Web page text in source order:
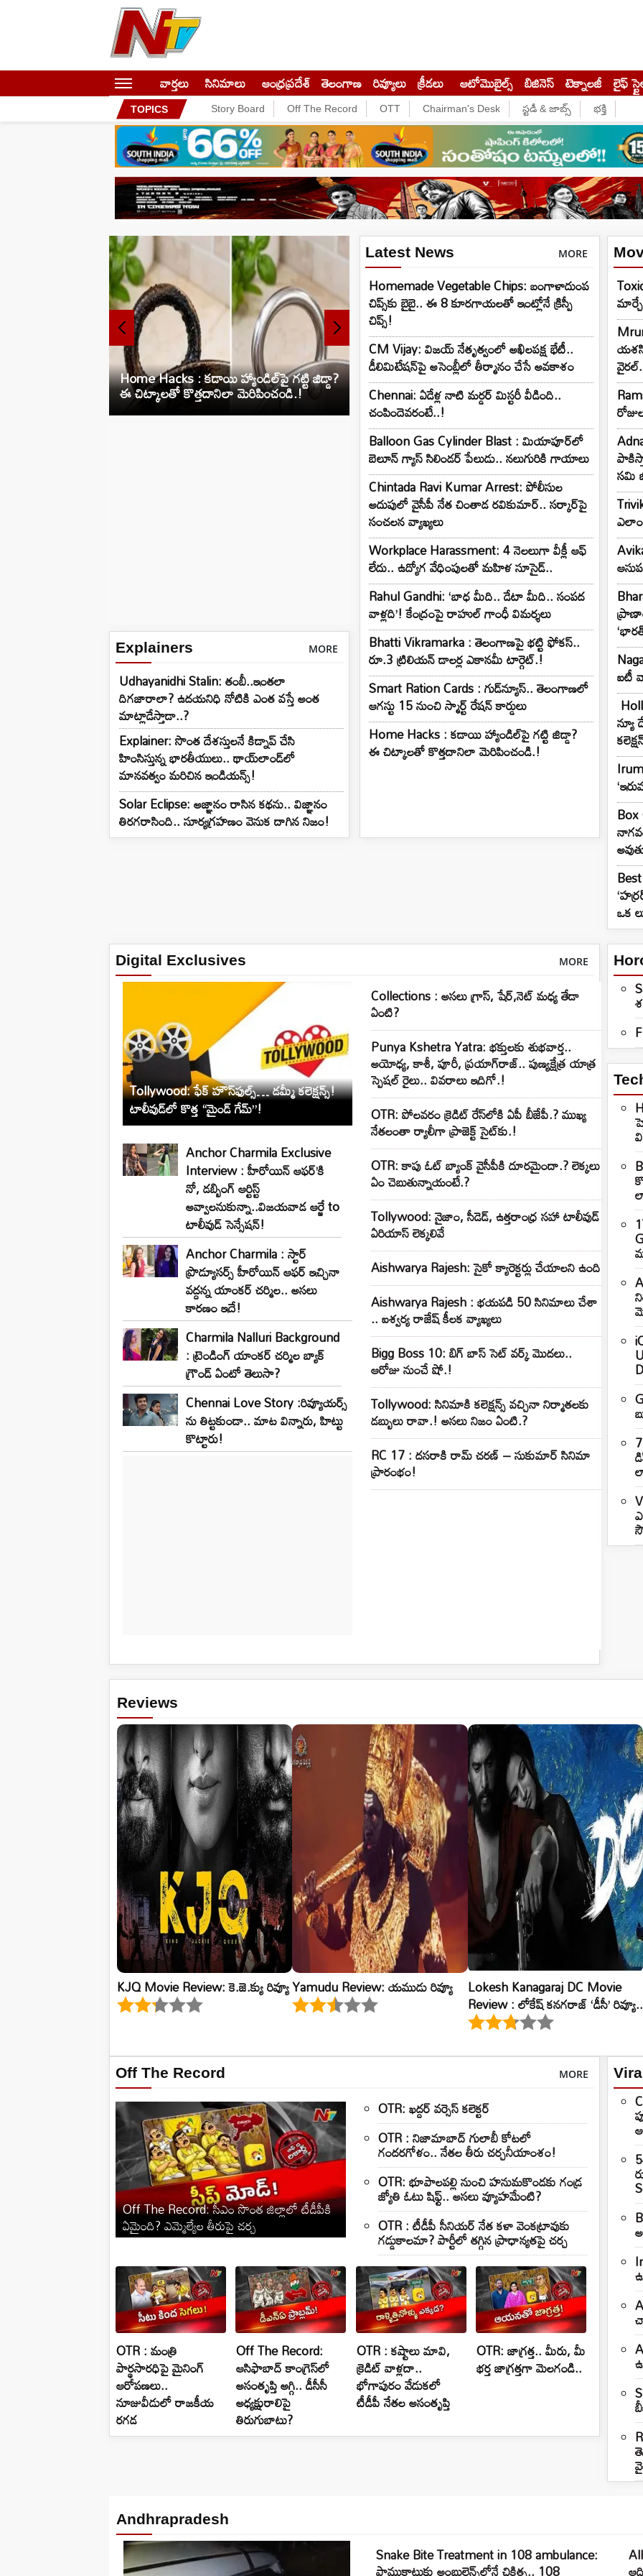
వార్తలు సినిమాలు ఆంధ్రప్రదేశ్ తెలంగాణ రివ్యూలు క్రీడలు ఆటోమొబైల్స్ బిజినెస్‌ టెక్నాలజీ లైఫ్
TOPICS Story Board Off The Record OTT Chairman's Desk స్టడీ & జాబ్స్ భక్తి
Home Hacks : కడాయి హ్యాండిల్‌పై గట్టి జిడ్డా?
ఈ చిట్కాలతో కొత్తదానిలా మెరిపించండి.!
Toxic Trailer: ‘‘టాక్సిక్’’ ట్రైలర్.. ఒక్క దెబ్బతో
అంతా మార్చేశారు!
UPI:
Explainers MORE
Udhayanidhi Stalin: తంబీ..ఇంతలా
దిగజారాలా? ఉదయనిధి నోటికి ఎంత వస్తే అంత
మాట్లాడేస్తాడా..?
Explainer: సొంత దేశస్తులనే కిడ్నాప్ చేసి
హింసిస్తున్న భారతీయులు.. థాయ్‌లాండ్‌లో
మానవత్వం మరిచిన ఇండియన్స్!
Solar Eclipse: అజ్ఞానం రాసిన కథను.. విజ్ఞానం
తిరగరాసింది.. సూర్యగ్రహణం వెనుక దాగిన నిజం!
Latest News MORE
Homemade Vegetable Chips: బంగాళాదుంప
చిప్స్‌కు బైబై.. ఈ 8 కూరగాయలతో ఇంట్లోనే క్రిస్పీ
చిప్స్!
CM Vijay: విజయ్ నేతృత్వంలో అఖిలపక్ష భేటీ..
డీలిమిటేషన్‌పై అసెంబ్లీలో తీర్మానం చేసే అవకాశం
Chennai: ఏడేళ్ల నాటి మర్డర్ మిస్టరీ వీడింది..
చంపిందెవరంటే..!
Balloon Gas Cylinder Blast : మియాపూర్‌లో
బెలూన్ గ్యాస్ సిలిండర్ పేలుడు.. నలుగురికి గాయాలు
Chintada Ravi Kumar Arrest: పోలీసుల
అదుపులో వైసీపీ నేత చింతాడ రవికుమార్.. సర్కార్‌పై
సంచలన వ్యాఖ్యలు
Workplace Harassment: 4 నెలలుగా వీక్లీ ఆఫ్
లేదు.. ఉద్యోగ వేధింపులతో మహిళ సూసైడ్..
Rahul Gandhi: ‘బాధ మీది.. డేటా మీది.. సంపద
వాళ్లది’! కేంద్రంపై రాహుల్ గాంధీ విమర్శలు
Bhatti Vikramarka : తెలంగాణపై భట్టి ఫోకస్..
రూ.3 ట్రిలియన్‌ డాలర్ల ఎకానమీ టార్గెట్.!
Smart Ration Cards : గుడ్‌న్యూస్‌.. తెలంగాణలో
ఆగస్టు 15 నుంచి స్మార్ట్‌ రేషన్‌ కార్డులు
Home Hacks : కడాయి హ్యాండిల్‌పై గట్టి జిడ్డా?
ఈ చిట్కాలతో కొత్తదానిలా మెరిపించండి.!
సమి
ఐటీ
న్యూ
ఒక
Digital Exclusives MORE
Tollywood: ఫేక్ హౌస్‌ఫుల్స్… డమ్మీ కలెక్షన్స్!
టాలీవుడ్‌లో కొత్త “మైండ్ గేమ్”!
Anchor Charmila Exclusive
Interview : హీరోయిన్ ఆఫర్’కి
నో, డబ్బింగ్ ఆర్టిస్ట్
అవ్వాలనుకున్నా..విజయవాడ ఆర్జే to
టాలీవుడ్ సెన్సేషన్!
Anchor Charmila : స్టార్
ప్రొడ్యూసర్స్ హీరోయిన్ ఆఫర్ ఇచ్చినా
వద్దన్న యాంకర్ చర్మిల.. అసలు
కారణం ఇదే!
Charmila Nalluri Background
: ట్రెండింగ్ యాంకర్ చర్మిల బ్యాక్
గ్రౌండ్ ఏంటో తెలుసా?
Chennai Love Story :రివ్యూయర్స్
ను తిట్టకుండా.. మాట విన్నారు, హిట్టు
కొట్టారు!
Collections : అసలు గ్రాస్, షేర్,నెట్ మధ్య తేడా
ఏంటి?
Punya Kshetra Yatra: భక్తులకు శుభవార్త..
అయోధ్య, కాశీ, పూరీ, ప్రయాగ్‌రాజ్.. పుణ్యక్షేత్ర యాత్ర
స్పెషల్ రైలు.. వివరాలు ఇదిగో.!
OTR: పోలవరం క్రెడిట్‌ రేస్‌లోకి ఏపీ బీజేపీ.? ముఖ్య
నేతలంతా ర్యాలీగా ప్రాజెక్ట్‌ సైట్‌కు.!
OTR: కాపు ఓట్‌ బ్యాంక్‌ వైసీపీకి దూరమైందా.? లెక్కలు
ఏం చెబుతున్నాయంటే.?
Tollywood: నైజాం, సీడెడ్, ఉత్తరాంధ్ర సహా టాలీవుడ్
ఏరియాస్ లెక్కలివే
Aishwarya Rajesh: సైకో క్యారెక్టర్లు చేయాలని ఉంది
Aishwarya Rajesh : భయపడి 50 సినిమాలు చేశా
.. ఐశ్వర్య రాజేష్ కీలక వ్యాఖ్యలు
Bigg Boss 10: బిగ్ బాస్ సెట్ వర్క్ మొదలు..
ఆరోజు నుంచే షో.!
Tollywood: సినిమాకి కలెక్షన్స్ వచ్చినా నిర్మాతలకు
డబ్బులు రావా.! అసలు నిజం ఏంటి.?
RC 17 : దసరాకి రామ్ చరణ్ – సుకుమార్ సినిమా
ప్రారంభం!
Reviews
KJQ Movie Review: కె.జె.క్యు రివ్యూYamudu Review: యముడు రివ్యూ Lokesh Kanagaraj DC Movie
Review : లోకేష్ కనగరాజ్ ‘డీసీ’ రివ్యూ..
Off The Record MORE
Off The Record: సీఎం సొంత జిల్లాలో టీడీపీకి
ఏమైంది? ఎమ్మెల్యేల తీరుపై చర్చ
OTR: ఖద్దర్ వర్సెస్ కలెక్టర్
OTR : నిజామాబాద్ గులాబీ కోటలో
గందరగోళం.. నేతల తీరు చర్చనీయాంశం!
OTR: భూపాలపల్లి నుంచి హనుమకొండకు గండ్ర
జ్యోతి ఓటు షిఫ్ట్.. అసలు వ్యూహమేంటి?
OTR : టీడీపీ సీనియర్ నేత కళా వెంకట్రావుకు
గడ్డుకాలమా? పార్టీలో తగ్గిన ప్రాధాన్యతపై చర్చ
OTR : మంత్రి
పార్థసారధిపై మైనింగ్
ఆరోపణలు..
నూజువీడులో రాజకీయ
రగడ
Off The Record:
ఆసిఫాబాద్ కాంగ్రెస్‌లో
అసంతృప్తి అగ్గి.. డీసీసీ
అధ్యక్షురాలిపై
తిరుగుబాటు?
OTR : కష్టాలు మావి,
క్రెడిట్ వాళ్లదా..
భోగాపురం వేడుకలో
టీడీపీ నేతల అసంతృప్తి
OTR: జాగ్రత్త.. మీరు, మీ
భర్త జాగ్రత్తగా మెలగండి..
Andhrapradesh
Snake Bite Treatment in 108 ambulance: